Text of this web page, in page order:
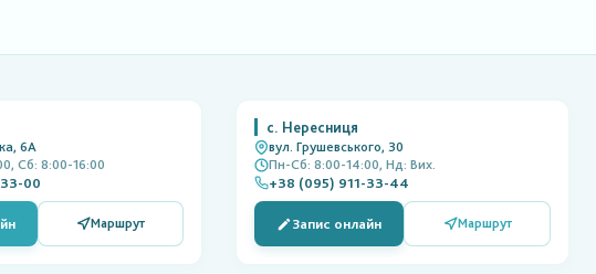
6А
Сб: 8:00-16:00
00
Маршрут
с. Нересниця
вул. Грушевського, 30
Пн-Сб: 8:00-14:00, Нд: Вих.
+38 (095) 911-33-44
Запис онлайн Маршрут